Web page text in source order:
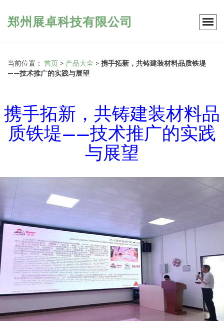
郑州展卓科技有限公司
当前位置： 首页 > 产品大全 > 携手拓新，共铸建装材料品质铁堤
——技术推广的实践与展望
携手拓新，共铸建装材料品
质铁堤——技术推广的实践
与展望